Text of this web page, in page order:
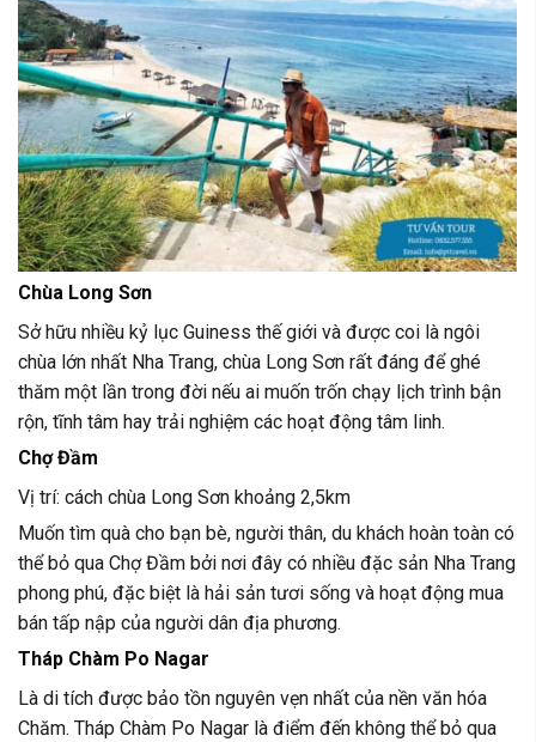
Chùa Long Sơn
Sở hữu nhiều kỷ lục Guiness thế giới và được coi là ngôi
chùa lớn nhất Nha Trang, chùa Long Sơn rất đáng để ghé
thăm một lần trong đời nếu ai muốn trốn chạy lịch trình bận
rộn, tĩnh tâm hay trải nghiệm các hoạt động tâm linh.
Chợ Đầm
Vị trí: cách chùa Long Sơn khoảng 2,5km
Muốn tìm quà cho bạn bè, người thân, du khách hoàn toàn có
thể bỏ qua Chợ Đầm bởi nơi đây có nhiều đặc sản Nha Trang
phong phú, đặc biệt là hải sản tươi sống và hoạt động mua
bán tấp nập của người dân địa phương.
Tháp Chàm Po Nagar
Là di tích được bảo tồn nguyên vẹn nhất của nền văn hóa
Chăm. Tháp Chàm Po Nagar là điểm đến không thể bỏ qua